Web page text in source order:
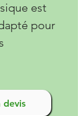
est
pour
devis